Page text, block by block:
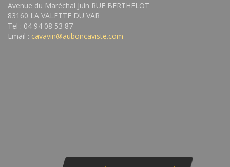
Avenue du Maréchal Juin RUE BERTHELOT
83160 LA VALETTE DU VAR
Tel : 04 94 08 53 87
Email : cavavin@auboncaviste.com